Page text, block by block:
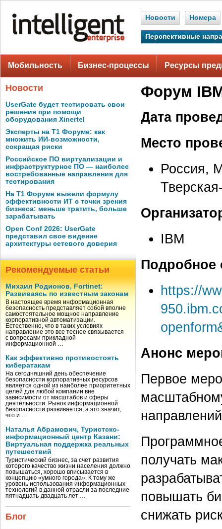
Новости Номера
Перспективные
Мобильность Бизнес-процессы Ресурсы
Новости
UserGate будет тестировать свои
решения при помощи
оборудования Xinertel
Эксперты на Т1 Форуме: как
множить ИИ-возможности,
сокращая риски
Российское ПО виртуализации и
инфраструктурное ПО — наиболее
востребованные направления для
тестирования
На Т1 Форуме вывели формулу
эффективности ИТ с точки зрения
бизнеса: меньше тратить, больше
зарабатывать
Open Conf 2026: UserGate
представил свое видение
архитектуры сетевого доверия
Рекомендуемые статьи
Михаил Родионов, Fortinet:
Развиваясь по известным законам
В настоящее время информационная
безопасность представляет собой вполне
самостоятельное мощное направление
корпоративной автоматизации.
Естественно, что в таких условиях
направление это все теснее связывается
с вопросами прикладной
информационной …
Как эффективно противостоять
кибератакам
На сегодняшний день обеспечение
безопасности корпоративных ресурсов
является одной из наиболее приоритетных
целей для любой компании вне
зависимости от масштабов и сферы
деятельности. Рынок информационной
безопасности развивается, а это значит,
что и …
Наталья Абрамович, Туристско-
информационный центр Казани:
Виртуальная поддержка реальных
путешествий
Туристический бизнес, за счет развития
которого качество жизни населения должно
повышаться, хорошо вписывается в
концепцию «умного города». К тому же
уровень использования информационных
технологий в данной отрасли за последние
пятнадцать-двадцать лет …
Блог
Форум
Дата
Место
Россия,
IBM
Подробное
https://
Анонс
Первое
получать
повышать
снижать